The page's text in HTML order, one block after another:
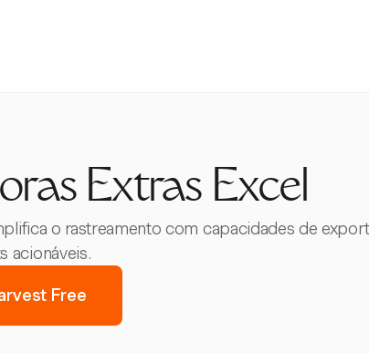
Extras Excel
o rastreamento com capacidades de
acionáveis.
Free